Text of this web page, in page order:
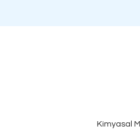
Kimyasal